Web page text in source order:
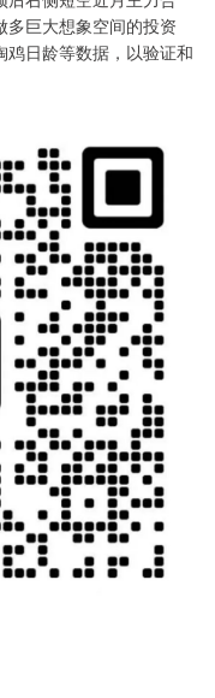
巨大想象空间的投资
日龄等数据，以验证和